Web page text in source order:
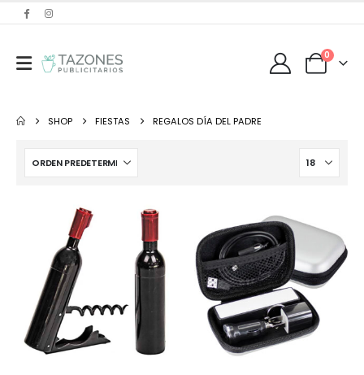
0
SHOP FIESTAS REGALOS DÍA DEL PADRE